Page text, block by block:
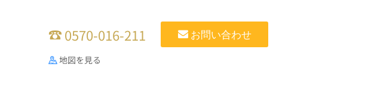
0570-016-211 お問い合わせ
地図を見る